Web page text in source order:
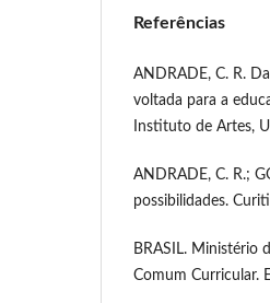
Referências
ANDRADE, C. R.
voltada para a
Instituto de Artes,
ANDRADE, C. R.;
possibilidades.
BRASIL. Ministério
Comum Curricular.